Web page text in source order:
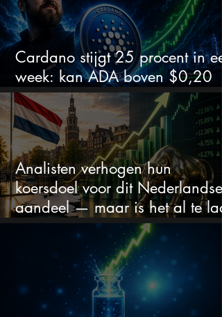
Cardano stijgt 25 procent in
week: kan ADA boven $0,20
blijven?
Analisten verhogen hun
koersdoel voor dit Nederlandse
aandeel — maar is het al te laat
om in te stappen?